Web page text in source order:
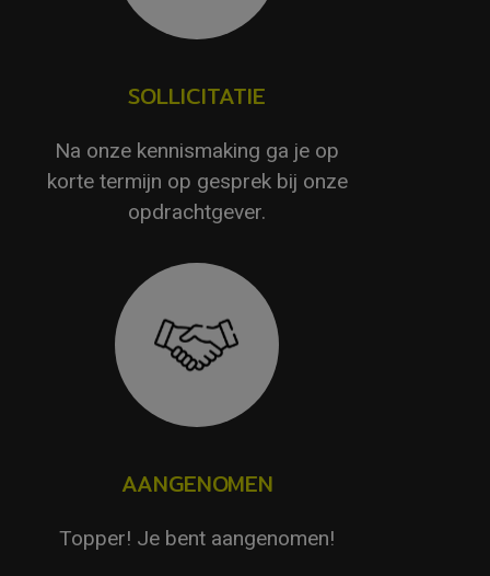
SOLLICITATIE
Na onze kennismaking ga je op
korte termijn op gesprek bij onze
opdrachtgever.
AANGENOMEN
Topper! Je bent aangenomen!